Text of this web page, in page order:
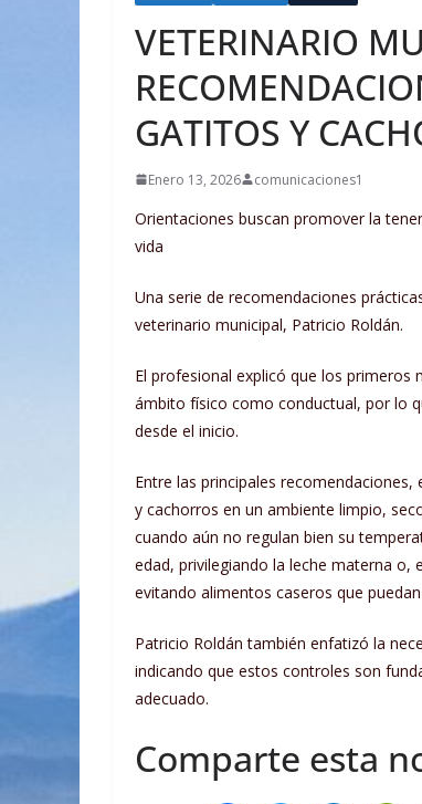
VETERINARIO
GATITOS Y
Enero 13, 2026 comunicaciones1
Orientaciones buscan promover la
vida
Una serie de recomendaciones
veterinario municipal, Patricio Roldán.
El profesional explicó que los primeros
ámbito físico como conductual, por lo
desde el inicio.
Entre las principales
y cachorros en un ambiente limpio,
cuando aún no regulan bien su
edad, privilegiando la leche materna
evitando alimentos caseros que
Patricio Roldán también enfatizó la
indicando que estos controles son
adecuado.
Comparte esta